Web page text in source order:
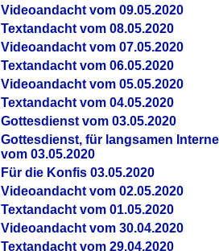
Videoandacht vom 09.05.2020
Textandacht vom 08.05.2020
Videoandacht vom 07.05.2020
Textandacht vom 06.05.2020
Videoandacht vom 05.05.2020
Textandacht vom 04.05.2020
Gottesdienst vom 03.05.2020
Gottesdienst, für langsamen
vom 03.05.2020
Für die Konfis 03.05.2020
Videoandacht vom 02.05.2020
Textandacht vom 01.05.2020
Videoandacht vom 30.04.2020
Textandacht vom 29.04.2020